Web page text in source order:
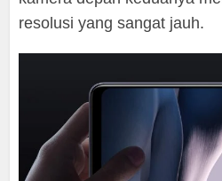
resolusi yang sangat jauh.